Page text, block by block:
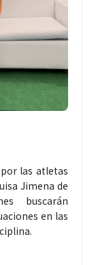
las atletas
Jimena de
buscarán
en las